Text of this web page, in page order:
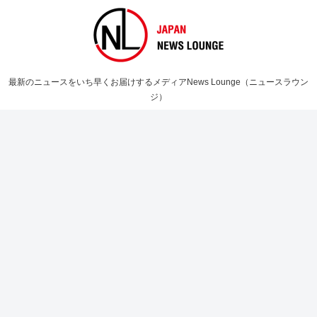
最新のニュースをいち早くお届けするメディアNews Lounge（ニュースラウン
ジ）